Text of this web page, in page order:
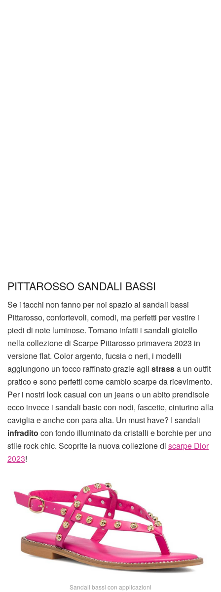
PITTAROSSO SANDALI BASSI
Se i tacchi non fanno per noi spazio ai sandali bassi
Pittarosso, confortevoli, comodi, ma perfetti per vestire i
piedi di note luminose. Tornano infatti i sandali gioiello
nella collezione di Scarpe Pittarosso primavera 2023 in
versione flat. Color argento, fucsia o neri, i modelli
aggiungono un tocco raffinato grazie agli strassa un outfit
pratico e sono perfetti come cambio scarpe da ricevimento.
Per i nostri look casual con un jeans o un abito prendisole
ecco invece i sandali basic con nodi, fascette, cinturino alla
caviglia e anche con para alta. Un must have? I sandali
infradito con fondo illuminato da cristalli e borchie per uno
stile rock chic. Scoprite la nuova collezione di scarpe Dior
2023!
Sandali bassi con applicazioni